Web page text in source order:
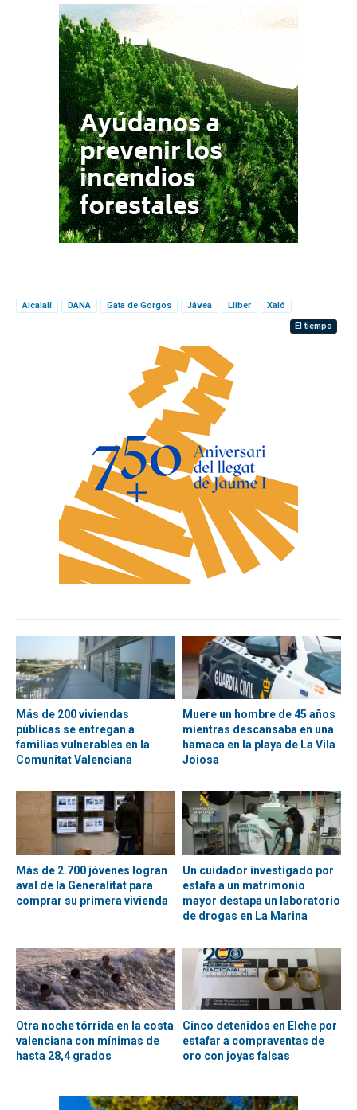
Alcalalí DANA Gata de Gorgos Jávea Llíber
Xaló
El tiempo
Más de 200 viviendas
públicas se entregan a
familias vulnerables en la
Comunitat Valenciana
Muere un hombre de 45 años
mientras descansaba en una
hamaca en la playa de La Vila
Joiosa
Más de 2.700 jóvenes logran
aval de la Generalitat para
comprar su primera vivienda
Un cuidador investigado por
estafa a un matrimonio
mayor destapa un laboratorio
de drogas en La Marina
Otra noche tórrida en la costa
valenciana con mínimas de
hasta 28,4 grados
Cinco detenidos en Elche por
estafar a compraventas de
oro con joyas falsas